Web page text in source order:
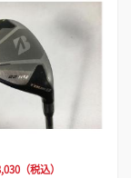
（税込）